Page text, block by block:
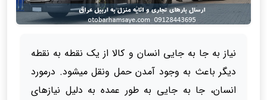
نیاز به جا به جایی انسان و کالا از یک نقطه به نقطه
دیگر باعث به وجود آمدن حمل ونقل میشود. درمورد
انسان، جا به جایی به طور عمده به دلیل نیازهای